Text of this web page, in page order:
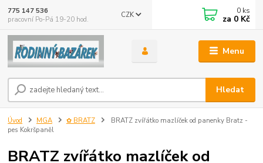
Menu
CZK
Hledat
775 147 536
pracovní Po-Pá 19-20 hod.
0 ks
za 0 Kč
Úvod MGA ✿ BRATZ
BRATZ zvířátko mazlíček od panenky Bratz -
pes Kokršpaněl
BRATZ zvířátko mazlíček od